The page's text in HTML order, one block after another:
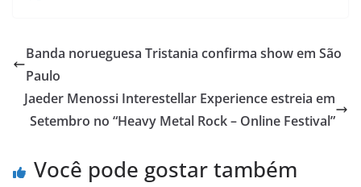
Banda norueguesa Tristania confirma show em São
Paulo
Jaeder Menossi Interestellar Experience estreia em
Setembro no “Heavy Metal Rock – Online Festival”
Você pode gostar também